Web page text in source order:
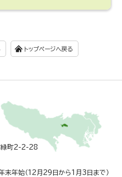
トップページへ戻る
町2-2-28
年末年始（12月29日から1月3日まで）